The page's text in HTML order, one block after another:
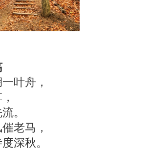
叶舟，
。
老马，
深秋。